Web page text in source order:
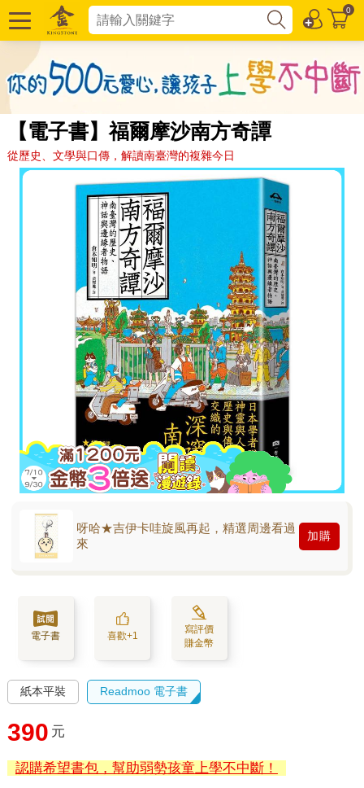
0
【電子書】福爾摩沙南方奇譚
從歷史、文學與口傳，解讀南臺灣的複雜今日
呀哈★吉伊卡哇旋風再起，精選周邊看過
來
加購
電子書 喜歡+1
寫評價
賺金幣
紙本平裝 Readmoo 電子書
390 元
認購希望書包，幫助弱勢孩童上學不中斷！